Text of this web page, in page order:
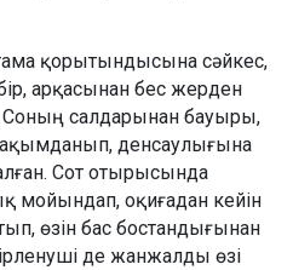
қорытындысына сәйкес,
арқасынан бес жерден
салдарынан бауыры,
денсаулығына
Сот отырысында
мойындап, оқиғадан кейін
өзін бас бостандығынан
де жанжалды өзі